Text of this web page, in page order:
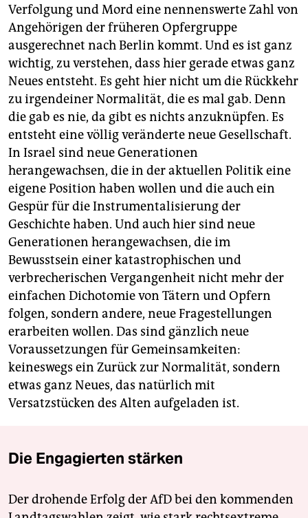
Verfolgung und Mord eine nennenswerte Zahl von
Angehörigen der früheren Opfergruppe
ausgerechnet nach Berlin kommt. Und es ist ganz
wichtig, zu verstehen, dass hier gerade etwas ganz
Neues entsteht. Es geht hier nicht um die Rückkehr
zu irgendeiner Normalität, die es mal gab. Denn
die gab es nie, da gibt es nichts anzuknüpfen. Es
entsteht eine völlig veränderte neue Gesellschaft.
In Israel sind neue Generationen
herangewachsen, die in der aktuellen Politik eine
eigene Position haben wollen und die auch ein
Gespür für die Instrumentalisierung der
Geschichte haben. Und auch hier sind neue
Generationen herangewachsen, die im
Bewusstsein einer katastrophischen und
verbrecherischen Vergangenheit nicht mehr der
einfachen Dichotomie von Tätern und Opfern
folgen, sondern andere, neue Fragestellungen
erarbeiten wollen. Das sind gänzlich neue
Voraussetzungen für Gemeinsamkeiten:
keineswegs ein Zurück zur Normalität, sondern
etwas ganz Neues, das natürlich mit
Versatzstücken des Alten aufgeladen ist.
Die Engagierten stärken
Der drohende Erfolg der AfD bei den kommenden